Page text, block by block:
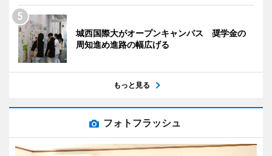
城西国際大がオープンキャンパス 奨学金の
周知進め進路の幅広げる
もっと見る
フォトフラッシュ